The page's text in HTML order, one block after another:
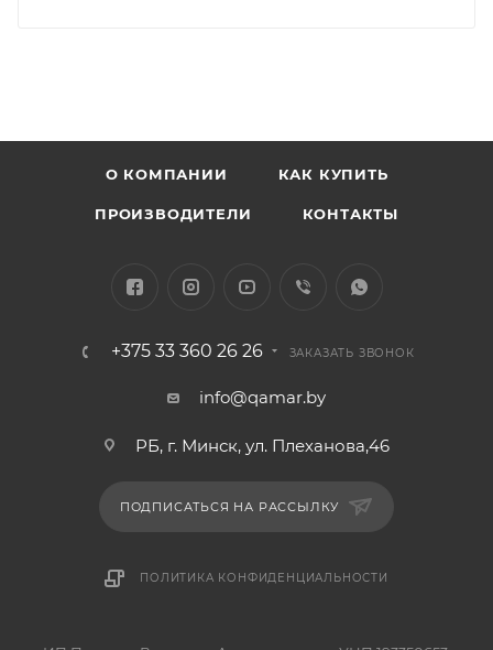
О КОМПАНИИ КАК КУПИТЬ
ПРОИЗВОДИТЕЛИ КОНТАКТЫ
+375 33 360 26 26 ЗАКАЗАТЬ ЗВОНОК
info@qamar.by
РБ, г. Минск, ул. Плеханова,46
ПОДПИСАТЬСЯ НА РАССЫЛКУ
ПОЛИТИКА КОНФИДЕНЦИАЛЬНОСТИ